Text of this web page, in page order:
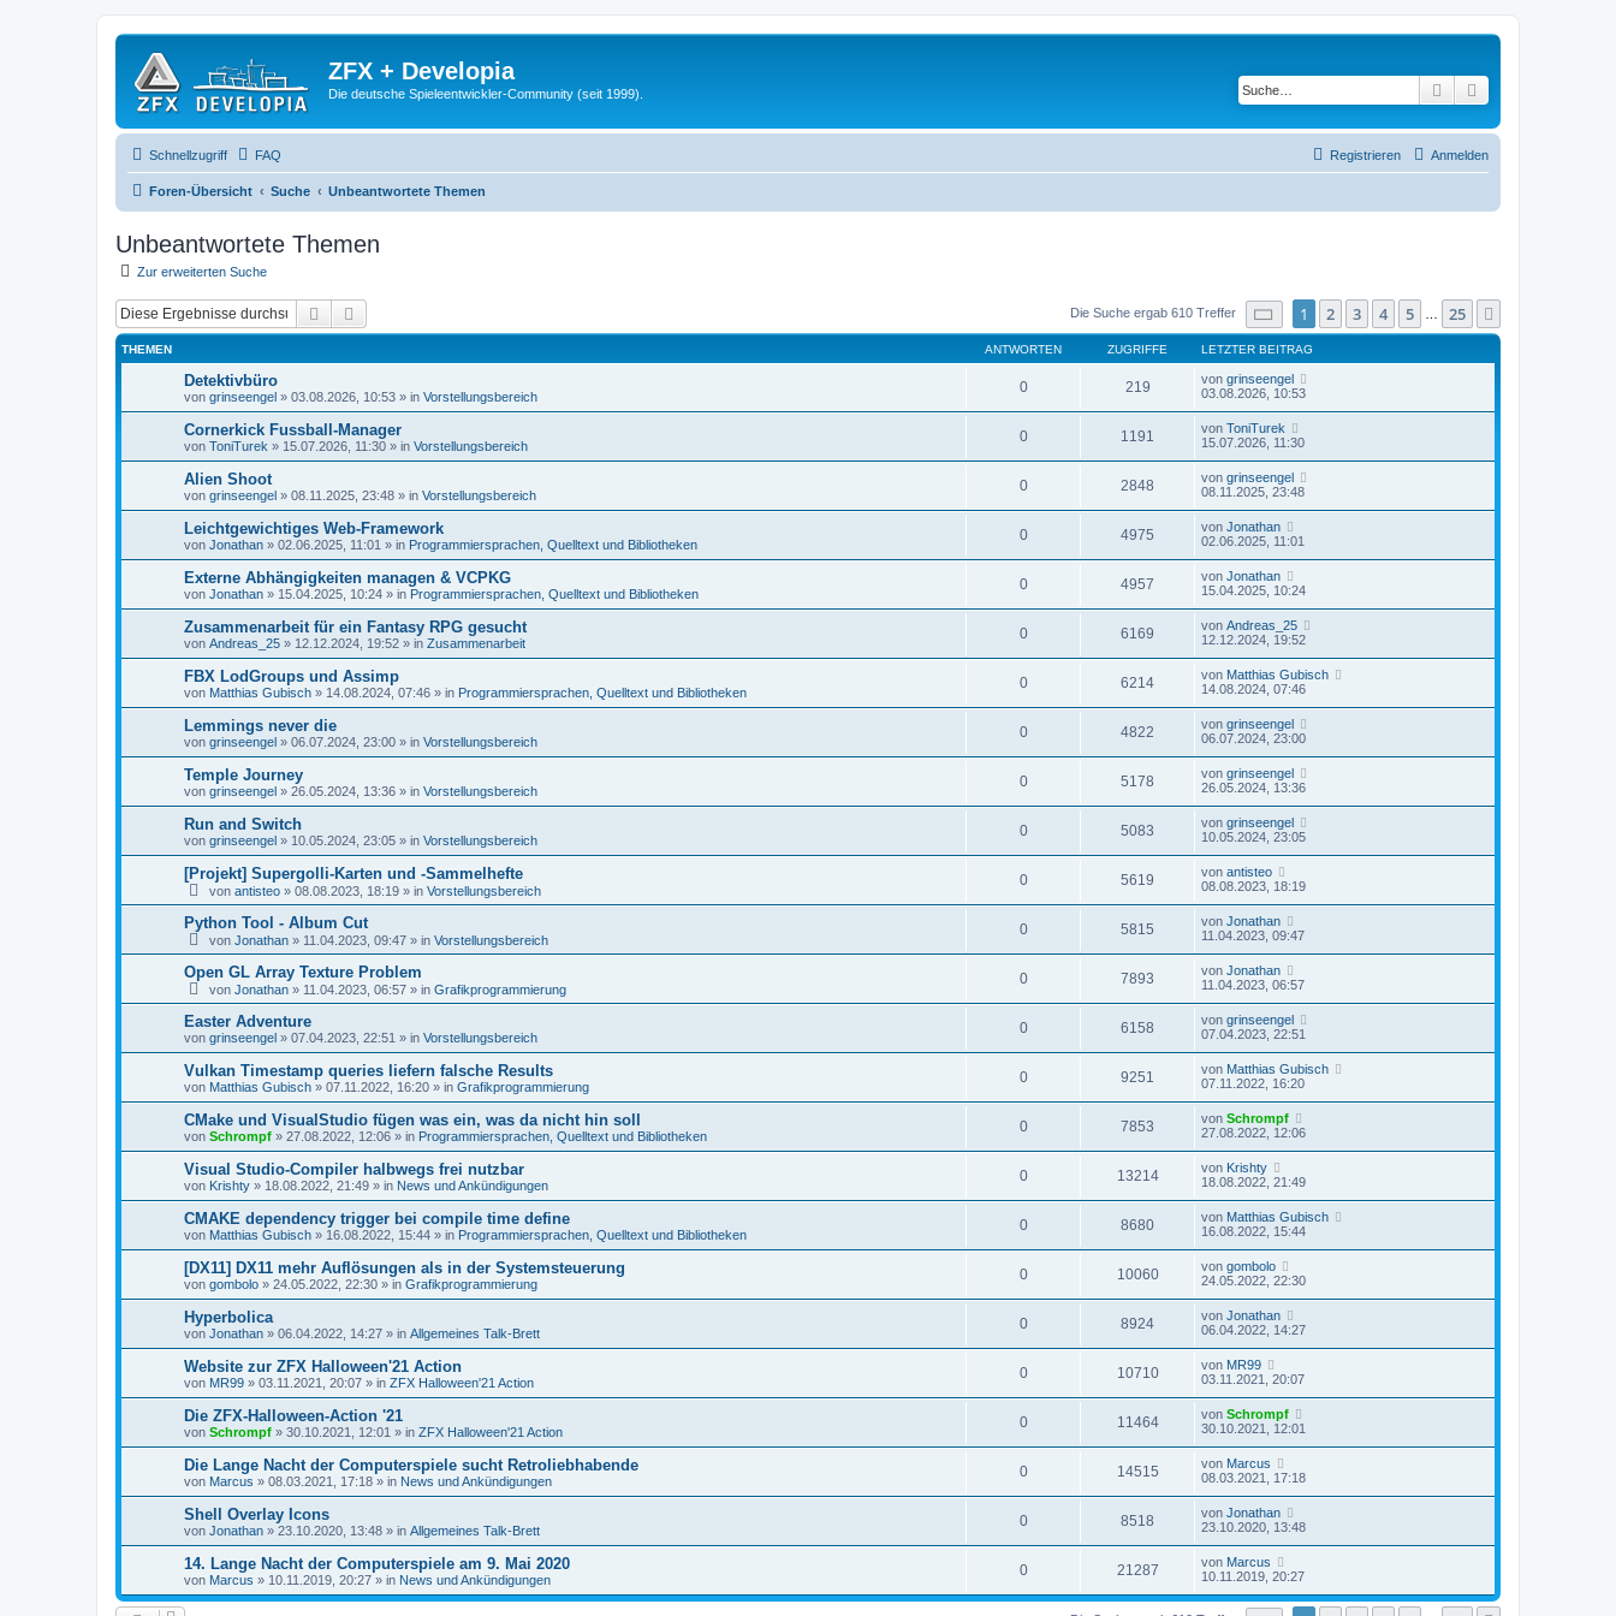
ZFX + Developia
Die deutsche Spieleentwickler-Community (seit 1999). Suche
Schnellzugriff FAQ Anmelden
Registrieren
Foren-Übersicht Suche Unbeantwortete Themen
Unbeantwortete Themen
Zur erweiterten Suche
Suche Die Suche ergab 610 Treffer Seite von25
1 2 3 4 5 25
THEMEN ANTWORTEN ZUGRIFFE LETZTER BEITRAG
Detektivbüro
von grinseengel » 03.08.2026, 10:53 » in Vorstellungsbereich
0 219 von grinseengel
03.08.2026, 10:53
Cornerkick Fussball-Manager
von ToniTurek » 15.07.2026, 11:30 » in Vorstellungsbereich
0 1191 von ToniTurek
15.07.2026, 11:30
Alien Shoot
von grinseengel » 08.11.2025, 23:48 » in Vorstellungsbereich
0 2848 von grinseengel
08.11.2025, 23:48
Leichtgewichtiges Web-Framework
von Jonathan » 02.06.2025, 11:01 » in Programmiersprachen, Quelltext und Bibliotheken
0 4975 von Jonathan
02.06.2025, 11:01
Externe Abhängigkeiten managen & VCPKG
von Jonathan » 15.04.2025, 10:24 » in Programmiersprachen, Quelltext und Bibliotheken
0 4957 von Jonathan
15.04.2025, 10:24
Zusammenarbeit für ein Fantasy RPG gesucht
von Andreas_25 » 12.12.2024, 19:52 » in Zusammenarbeit
0 6169 von Andreas_25
12.12.2024, 19:52
FBX LodGroups und Assimp
von Matthias Gubisch » 14.08.2024, 07:46 » in Programmiersprachen, Quelltext und Bibliotheken
0 6214 von Matthias Gubisch
14.08.2024, 07:46
Lemmings never die
von grinseengel » 06.07.2024, 23:00 » in Vorstellungsbereich
0 4822 von grinseengel
06.07.2024, 23:00
Temple Journey
von grinseengel » 26.05.2024, 13:36 » in Vorstellungsbereich
0 5178 von grinseengel
26.05.2024, 13:36
Run and Switch
von grinseengel » 10.05.2024, 23:05 » in Vorstellungsbereich
0 5083 von grinseengel
10.05.2024, 23:05
[Projekt] Supergolli-Karten und -Sammelhefte
von antisteo » 08.08.2023, 18:19 » in Vorstellungsbereich
0 5619 von antisteo
08.08.2023, 18:19
Python Tool - Album Cut
von Jonathan » 11.04.2023, 09:47 » in Vorstellungsbereich
0 5815 von Jonathan
11.04.2023, 09:47
Open GL Array Texture Problem
von Jonathan » 11.04.2023, 06:57 » in Grafikprogrammierung
0 7893 von Jonathan
11.04.2023, 06:57
Easter Adventure
von grinseengel » 07.04.2023, 22:51 » in Vorstellungsbereich
0 6158 von grinseengel
07.04.2023, 22:51
Vulkan Timestamp queries liefern falsche Results
von Matthias Gubisch » 07.11.2022, 16:20 » in Grafikprogrammierung
0 9251 von Matthias Gubisch
07.11.2022, 16:20
CMake und VisualStudio fügen was ein, was da nicht hin soll
von Schrompf » 27.08.2022, 12:06 » in Programmiersprachen, Quelltext und Bibliotheken
0 7853 von Schrompf
27.08.2022, 12:06
Visual Studio-Compiler halbwegs frei nutzbar
von Krishty » 18.08.2022, 21:49 » in News und Ankündigungen
0 13214 von Krishty
18.08.2022, 21:49
CMAKE dependency trigger bei compile time define
von Matthias Gubisch » 16.08.2022, 15:44 » in Programmiersprachen, Quelltext und Bibliotheken
0 8680 von Matthias Gubisch
16.08.2022, 15:44
[DX11] DX11 mehr Auflösungen als in der Systemsteuerung
von gombolo » 24.05.2022, 22:30 » in Grafikprogrammierung
0 10060 von gombolo
24.05.2022, 22:30
Hyperbolica
von Jonathan » 06.04.2022, 14:27 » in Allgemeines Talk-Brett
0 8924 von Jonathan
06.04.2022, 14:27
Website zur ZFX Halloween'21 Action
von MR99 » 03.11.2021, 20:07 » in ZFX Halloween'21 Action
0 10710 von MR99
03.11.2021, 20:07
Die ZFX-Halloween-Action '21
von Schrompf » 30.10.2021, 12:01 » in ZFX Halloween'21 Action
0 11464 von Schrompf
30.10.2021, 12:01
Die Lange Nacht der Computerspiele sucht Retroliebhabende
von Marcus » 08.03.2021, 17:18 » in News und Ankündigungen
0 14515 von Marcus
08.03.2021, 17:18
Shell Overlay Icons
von Jonathan » 23.10.2020, 13:48 » in Allgemeines Talk-Brett
0 8518 von Jonathan
23.10.2020, 13:48
14. Lange Nacht der Computerspiele am 9. Mai 2020
von Marcus » 10.11.2019, 20:27 » in News und Ankündigungen
0 21287 von Marcus
10.11.2019, 20:27